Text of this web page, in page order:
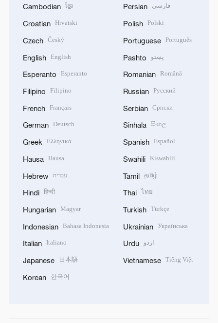
Cambodian ខ្មែរ
Croatian Hrvatski
Czech Český
English English
Esperanto Esperanto
Filipino Filipino
French Français
German Deutsch
Greek Ελληνικά
Hausa Hausa
Hebrew עברית
Hindi हिन्दी
Hungarian Magyar
Indonesian Bahasa Indonesia
Italian Italiano
Japanese 日本語
Korean 한국어
Persian فارسی
Polish Polski
Portuguese Português
Pashto پښتو
Romanian Română
Russian Русский
Serbian Српски
Sinhala සිංහල
Spanish Español
Swahili Kiswahili
Tamil தமிழ்
Thai ไทย
Turkish Türkçe
Ukrainian Українська
Urdu اردو
Vietnamese Tiếng Việt